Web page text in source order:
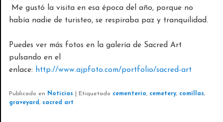
Me gustó la visita en esa época del año, porque no
había nadie de turisteo, se respiraba paz y tranquilidad.
Puedes ver más fotos en la galería de Sacred Art
pulsando en el
enlace: http://www.ajpfoto.com/portfolio/sacred-art
Publicado en Noticias Etiquetado cementerio, cemetery, comillas,
graveyard, sacred art